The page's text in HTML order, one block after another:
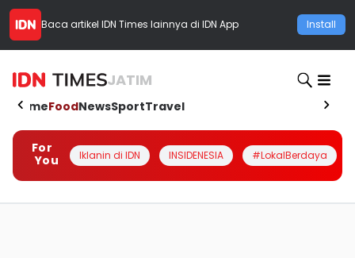
Baca artikel IDN Times lainnya di IDN App Install
JATIM
HomeFoodNewsSportTravel
For
You
Iklanin di IDN INSIDENESIA #LokalBerdaya